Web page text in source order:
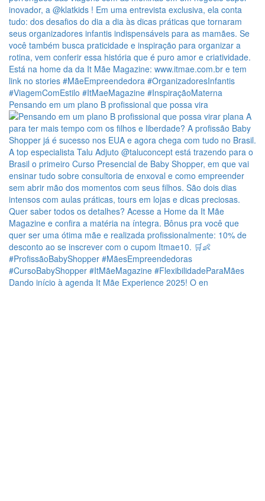
Pensando em um plano B profissional que possa vira
Dando início à agenda It Mãe Experience 2025! O en